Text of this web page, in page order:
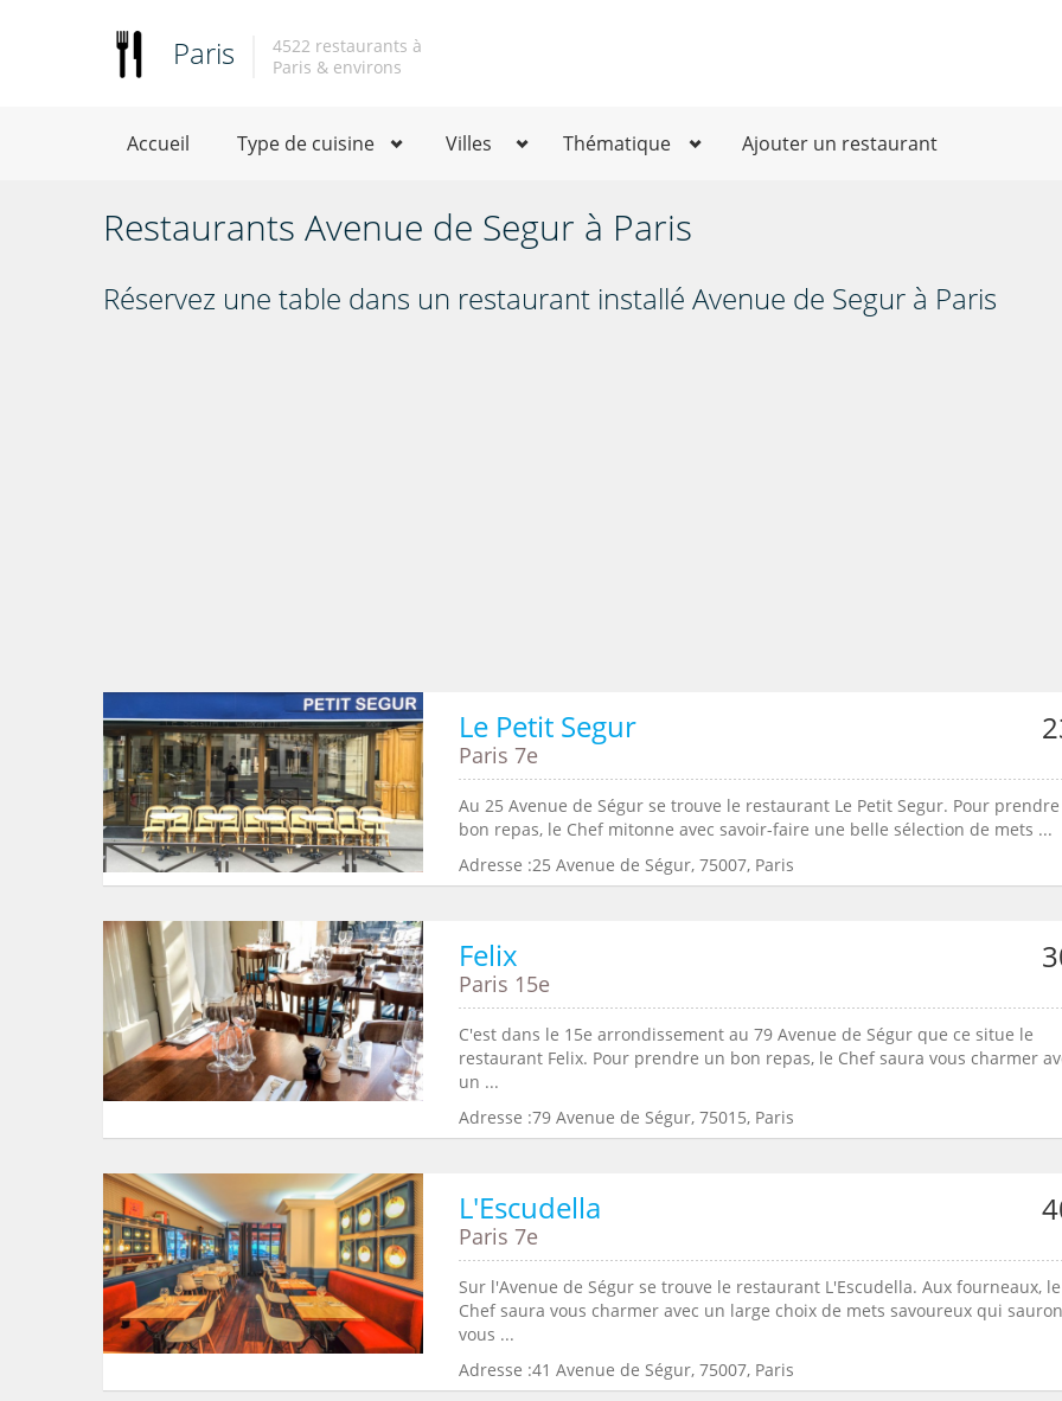
Paris
4522 restaurants à
Paris & environs
Accueil Type de cuisine Villes Thématique Ajouter un restaurant
Restaurants Avenue de Segur à Paris
Réservez une table dans un restaurant installé Avenue de Segur à Paris
Le Petit Segur
Paris 7e
Au 25 Avenue de Ségur se trouve le restaurant Le Petit Segur. Pour
bon repas, le Chef mitonne avec savoir-faire une belle sélection de mets ...
Adresse :25 Avenue de Ségur, 75007, Paris
Felix
Paris 15e
C'est dans le 15e arrondissement au 79 Avenue de Ségur que ce situe le
restaurant Felix. Pour prendre un bon repas, le Chef saura vous charmer
un ...
Adresse :79 Avenue de Ségur, 75015, Paris
L'Escudella
Paris 7e
Sur l'Avenue de Ségur se trouve le restaurant L'Escudella. Aux fourneaux, le
Chef saura vous charmer avec un large choix de mets savoureux qui
vous ...
Adresse :41 Avenue de Ségur, 75007, Paris